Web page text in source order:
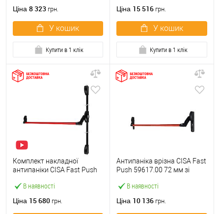
Ціна 8 323 грн.
У кошик
Купити в 1 клік
Ціна 15 516 грн.
У кошик
Купити в 1 клік
В наявності
Комплект накладної
антипаніки CISA Fast Push
точковий вверх-вниз
Ціна 15 680 грн.
В наявності
Антипаніка врізна CISA Fast
Push 59617.00 72 мм зі
Ціна 10 136 грн.